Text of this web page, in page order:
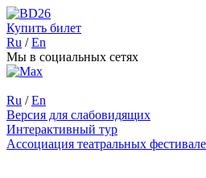
Купить билет
Ru /En
Мы в социальных сетях
Ru / En
Версия для слабовидящих
Интерактивный тур
Ассоциация театральных